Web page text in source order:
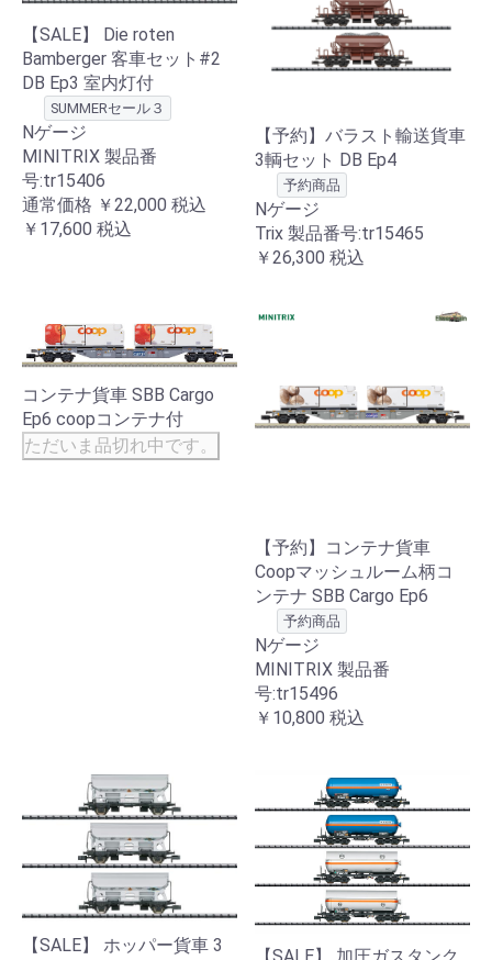
【SALE】 Die roten
Bamberger 客車セット#2
DB Ep3 室内灯付
SUMMERセール３
Nゲージ
MINITRIX 製品番
号:tr15406
通常価格 ￥22,000 税込
￥17,600 税込
【予約】バラスト輸送貨車
3輌セット DB Ep4
予約商品
Nゲージ
Trix 製品番号:tr15465
￥26,300 税込
コンテナ貨車 SBB Cargo
Ep6 coopコンテナ付
ただいま品切れ中です。
【予約】コンテナ貨車
Coopマッシュルーム柄コ
ンテナ SBB Cargo Ep6
予約商品
Nゲージ
MINITRIX 製品番
号:tr15496
￥10,800 税込
【SALE】 ホッパー貨車 3
【SALE】 加圧ガスタンク